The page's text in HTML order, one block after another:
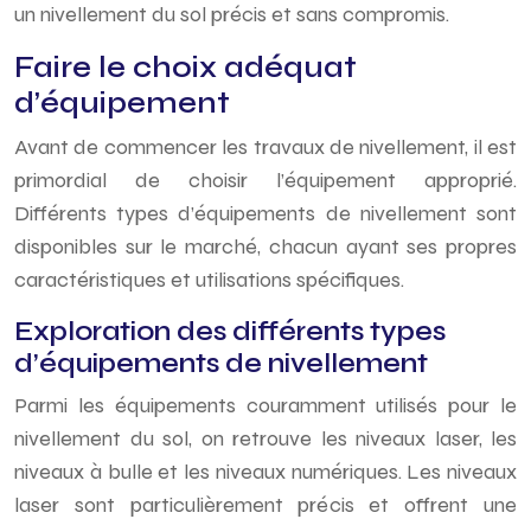
un nivellement du sol précis et sans compromis.
Faire le choix adéquat
d’équipement
Avant de commencer les travaux de nivellement, il est
primordial de choisir l’équipement approprié.
Différents types d’équipements de nivellement sont
disponibles sur le marché, chacun ayant ses propres
caractéristiques et utilisations spécifiques.
Exploration des différents types
d’équipements de nivellement
Parmi les équipements couramment utilisés pour le
nivellement du sol, on retrouve les niveaux laser, les
niveaux à bulle et les niveaux numériques. Les niveaux
laser sont particulièrement précis et offrent une